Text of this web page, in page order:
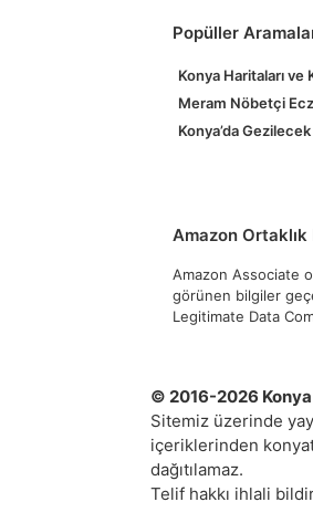
Popüller
Konya Haritaları ve
Meram Nöbetçi
Konya’da
Amazon Ortaklık
Amazon Associate
görünen bilgiler
Legitimate Data
© 2016-2026
Sitemiz üzerinde
içeriklerinden
dağıtılamaz.
Telif hakkı ihlali